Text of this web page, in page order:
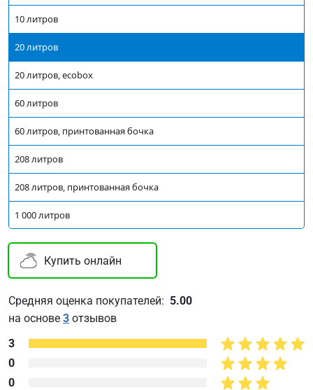
10 литров
20 литров
20 литров, ecobox
60 литров
60 литров, принтованная бочка
208 литров
208 литров, принтованная бочка
1 000 литров
Купить онлайн
Средняя оценка покупателей: 5.00
на основе 3 отзывов
3
0
0